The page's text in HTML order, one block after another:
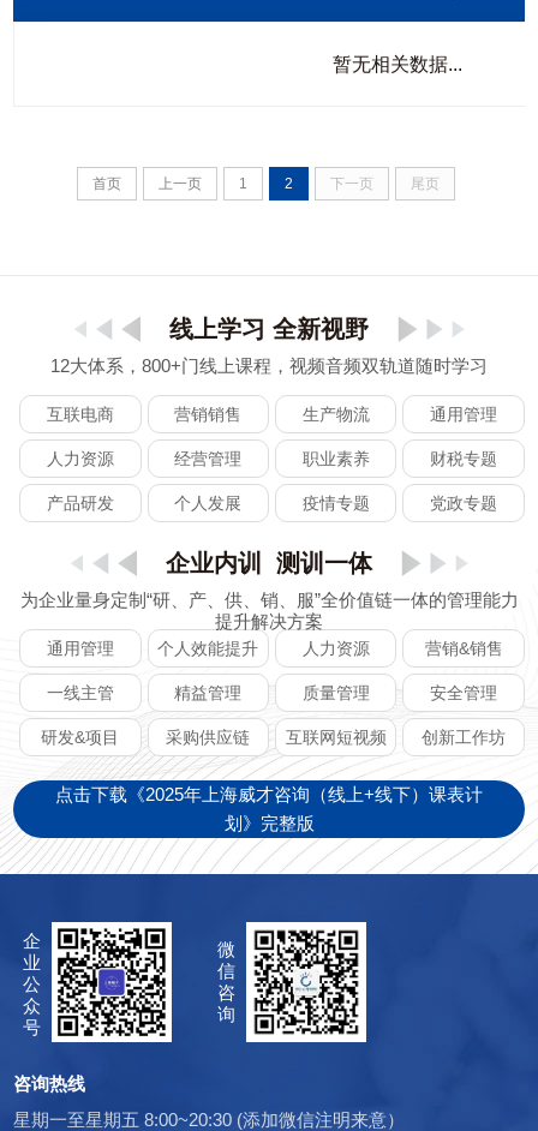
暂无相关数据...
首页 上一页 1 2 下一页 尾页
线上学习 全新视野
12大体系，800+门线上课程，视频音频双轨道随时学习
互联电商 营销销售 生产物流 通用管理
人力资源 经营管理 职业素养 财税专题
产品研发 个人发展 疫情专题 党政专题
企业内训 测训一体
为企业量身定制“研、产、供、销、服”全价值链一体的管理能力
提升解决方案
通用管理 个人效能提升 人力资源 营销&销售
一线主管 精益管理 质量管理 安全管理
研发&项目 采购供应链 互联网短视频 创新工作坊
点击下载《2025年上海威才咨询（线上+线下）课表计
划》完整版
企
业
公
众
号
微
信
咨
询
咨询热线
星期一至星期五 8:00~20:30 (添加微信注明来意）